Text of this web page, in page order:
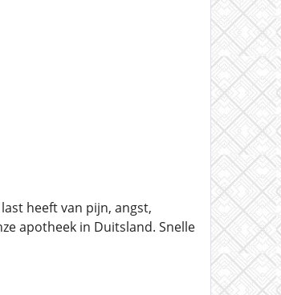
heeft van pijn, angst,
apotheek in Duitsland. Snelle